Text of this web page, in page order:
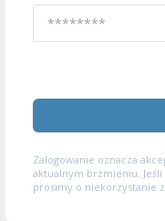
Zalogowanie oznacza
aktualnym brzmieniu. Jeśli
prosimy o niekorzystanie